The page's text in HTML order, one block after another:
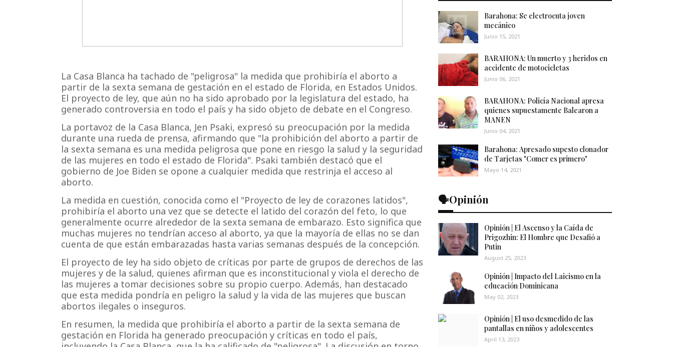
La Casa Blanca ha tachado de "peligrosa" la medida que prohibiría el aborto a
partir de la sexta semana de gestación en el estado de Florida, en Estados Unidos.
El proyecto de ley, que aún no ha sido aprobado por la legislatura del estado, ha
generado controversia en todo el país y ha sido objeto de debate en el Congreso.
La portavoz de la Casa Blanca, Jen Psaki, expresó su preocupación por la medida
durante una rueda de prensa, afirmando que "la prohibición del aborto a partir de
la sexta semana es una medida peligrosa que pone en riesgo la salud y la seguridad
de las mujeres en todo el estado de Florida". Psaki también destacó que el
gobierno de Joe Biden se opone a cualquier medida que restrinja el acceso al
aborto.
La medida en cuestión, conocida como el "Proyecto de ley de corazones latidos",
prohibiría el aborto una vez que se detecte el latido del corazón del feto, lo que
generalmente ocurre alrededor de la sexta semana de embarazo. Esto significa que
muchas mujeres no tendrían acceso al aborto, ya que la mayoría de ellas no se dan
cuenta de que están embarazadas hasta varias semanas después de la concepción.
El proyecto de ley ha sido objeto de críticas por parte de grupos de derechos de las
mujeres y de la salud, quienes afirman que es inconstitucional y viola el derecho de
las mujeres a tomar decisiones sobre su propio cuerpo. Además, han destacado
que esta medida pondría en peligro la salud y la vida de las mujeres que buscan
abortos ilegales o inseguros.
En resumen, la medida que prohibiría el aborto a partir de la sexta semana de
gestación en Florida ha generado preocupación y críticas en todo el país,
Barahona: Se electrocuta joven
mecánico
Junio 15, 2021
BARAHONA: Un muerto y 3 heridos en
accidente de motocicletas
Junio 06, 2021
BARAHONA: Policía Nacional apresa
quienes supuestamente Balearon a
MANEN
Junio 04, 2021
Barahona: Apresado supesto clonador
de Tarjetas "Comer es primero"
Mayo 14, 2021
🗣️Opinión
Opinión | El Ascenso y la Caída de
Prigozhin: El Hombre que Desafió a
Putin
August 25, 2023
Opinión | Impacto del Laicismo en la
educación Dominicana
May 02, 2023
Opinión | El uso desmedido de las
pantallas en niños y adolescentes
April 13, 2023